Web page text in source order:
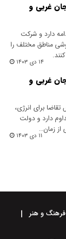
غربی و
دارد و شرکت
مناطق مختلف را
۱۴ دی ۱۴۰۳
غربی و
برای انرژی،
دارد و دولت
از زمان…
۱۱ دی ۱۴۰۳
فرهنگ و هنر